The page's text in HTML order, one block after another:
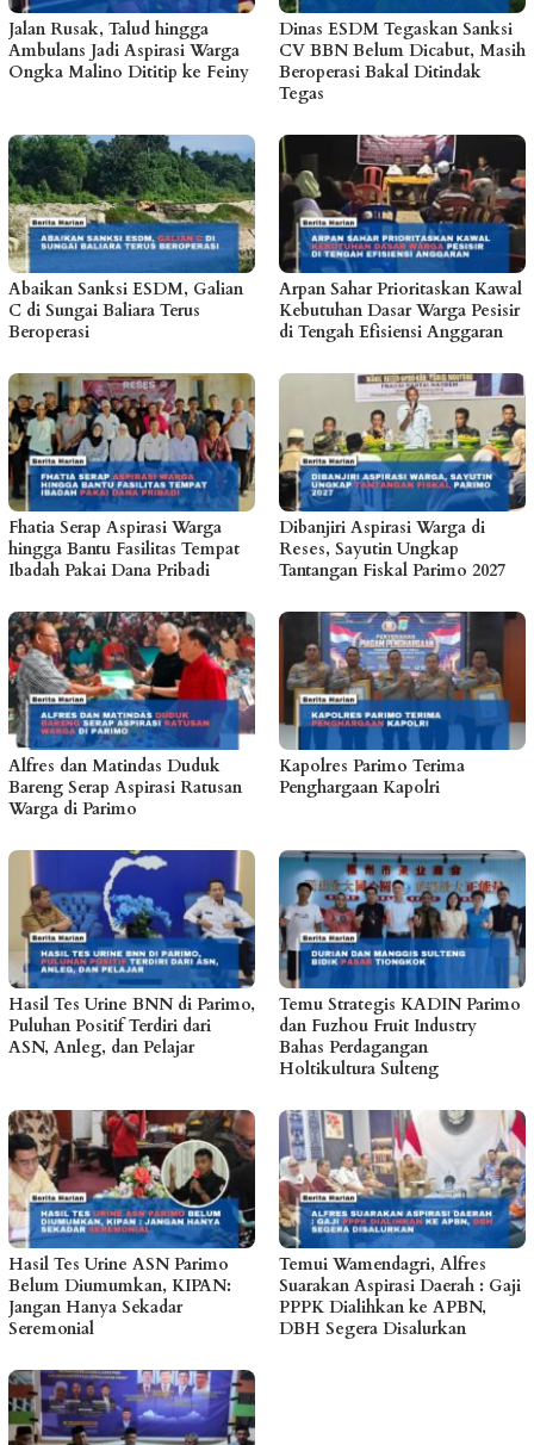
Jalan Rusak, Talud hingga
Ambulans Jadi Aspirasi Warga
Ongka Malino Dititip ke Feiny
Dinas ESDM Tegaskan Sanksi
CV BBN Belum Dicabut, Masih
Beroperasi Bakal Ditindak
Tegas
Abaikan Sanksi ESDM, Galian
C di Sungai Baliara Terus
Beroperasi
Arpan Sahar Prioritaskan Kawal
Kebutuhan Dasar Warga Pesisir
di Tengah Efisiensi Anggaran
Fhatia Serap Aspirasi Warga
hingga Bantu Fasilitas Tempat
Ibadah Pakai Dana Pribadi
Dibanjiri Aspirasi Warga di
Reses, Sayutin Ungkap
Tantangan Fiskal Parimo 2027
Alfres dan Matindas Duduk
Bareng Serap Aspirasi Ratusan
Warga di Parimo
Kapolres Parimo Terima
Penghargaan Kapolri
Hasil Tes Urine BNN di Parimo,
Puluhan Positif Terdiri dari
ASN, Anleg, dan Pelajar
Temu Strategis KADIN Parimo
dan Fuzhou Fruit Industry
Bahas Perdagangan
Holtikultura Sulteng
Hasil Tes Urine ASN Parimo
Belum Diumumkan, KIPAN:
Jangan Hanya Sekadar
Seremonial
Temui Wamendagri, Alfres
Suarakan Aspirasi Daerah : Gaji
PPPK Dialihkan ke APBN,
DBH Segera Disalurkan